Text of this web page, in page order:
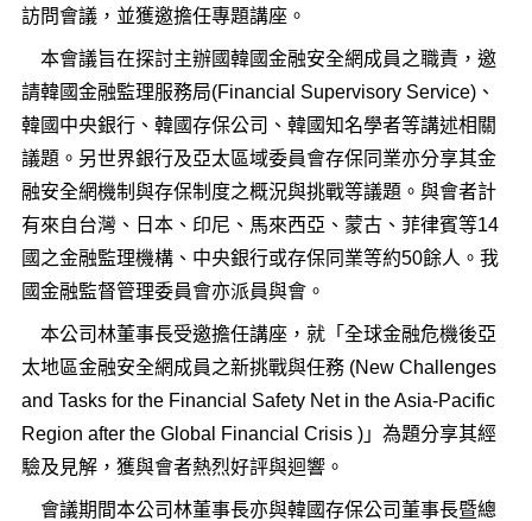
訪問會議，並獲邀擔任專題講座。
本會議旨在探討主辦國韓國金融安全網成員之職責，邀
請韓國金融監理服務局(Financial Supervisory Service)、
韓國中央銀行、韓國存保公司、韓國知名學者等講述相關
議題。另世界銀行及亞太區域委員會存保同業亦分享其金
融安全網機制與存保制度之概況與挑戰等議題。與會者計
有來自台灣、日本、印尼、馬來西亞、蒙古、菲律賓等14
國之金融監理機構、中央銀行或存保同業等約50餘人。我
國金融監督管理委員會亦派員與會。
本公司林董事長受邀擔任講座，就「全球金融危機後亞
太地區金融安全網成員之新挑戰與任務 (New Challenges
and Tasks for the Financial Safety Net in the Asia-Pacific
Region after the Global Financial Crisis )」為題分享其經
驗及見解，獲與會者熱烈好評與迴響。
會議期間本公司林董事長亦與韓國存保公司董事長暨總